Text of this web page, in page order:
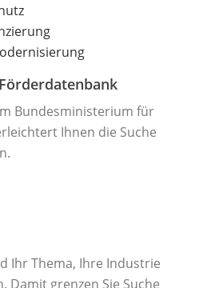
Bundesministerium für
Ihnen die Suche
Ihr Thema, Ihre Industrie
Damit grenzen Sie Suche